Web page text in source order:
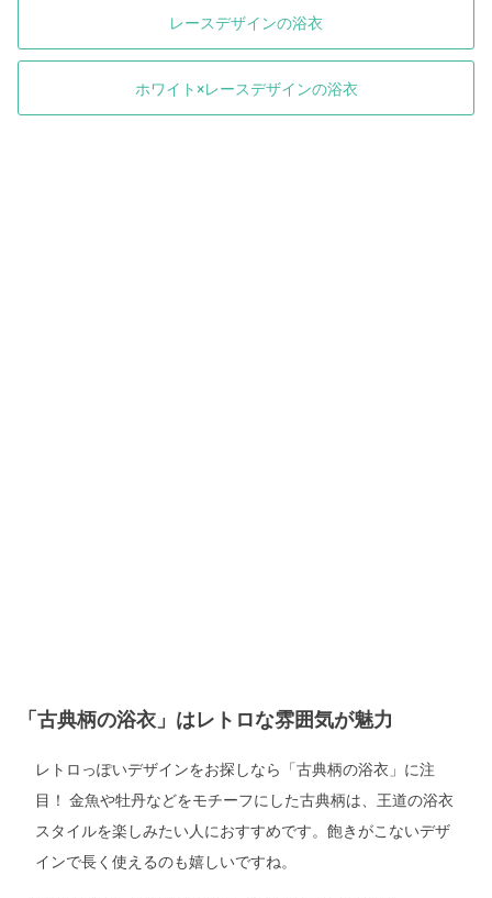
レースデザインの浴衣
ホワイト×レースデザインの浴衣
「古典柄の浴衣」はレトロな雰囲気が魅力
レトロっぽいデザインをお探しなら「古典柄の浴衣」に注
目！ 金魚や牡丹などをモチーフにした古典柄は、王道の浴衣
スタイルを楽しみたい人におすすめです。飽きがこないデザ
インで長く使えるのも嬉しいですね。